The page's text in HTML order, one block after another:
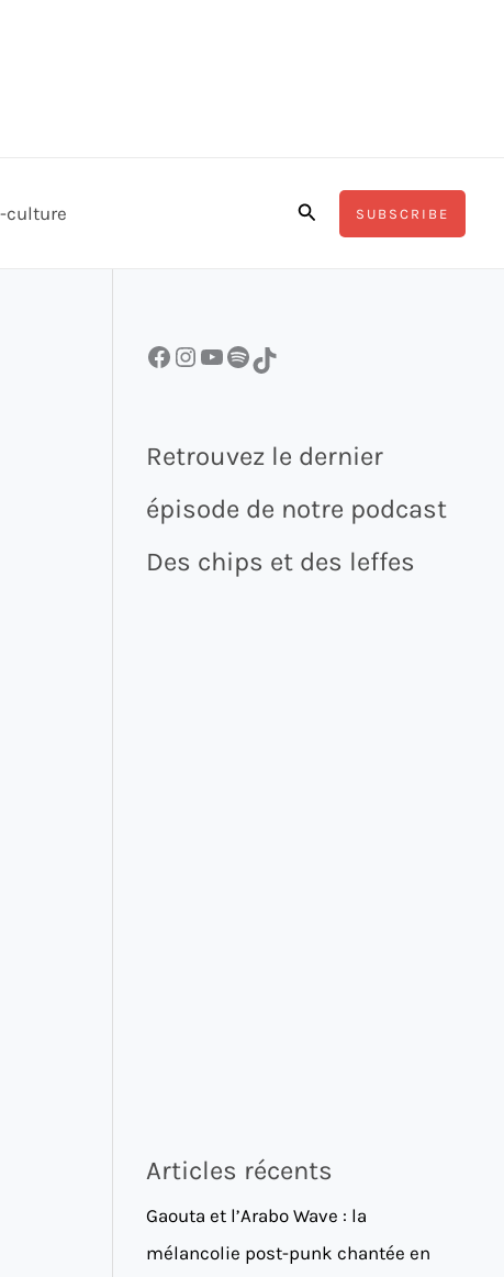
culture RechercherSUBSCRIBE
Facebook InstagramYouTube Spotify TikTok
Retrouvez le dernier
épisode de notre podcast
Des chips et des leffes
Articles récents
Gaouta et l’Arabo Wave : la
mélancolie post-punk chantée en